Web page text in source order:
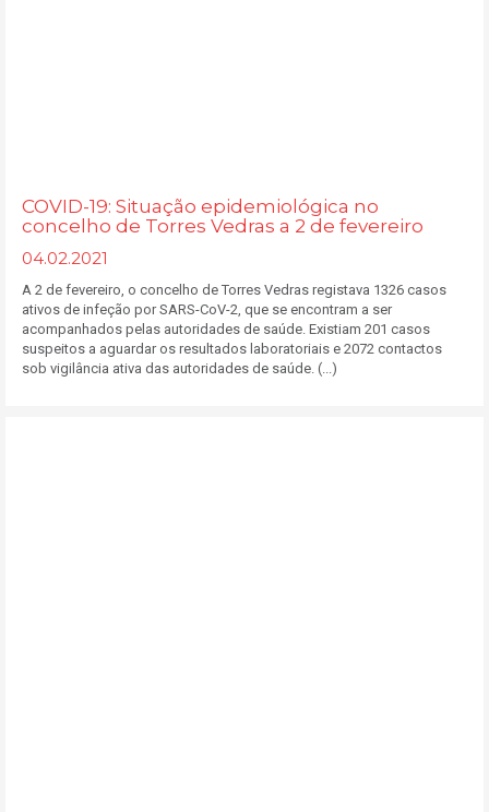
COVID-19: Situação epidemiológica no
concelho de Torres Vedras a 2 de fevereiro
04.02.2021
A 2 de fevereiro, o concelho de Torres Vedras registava 1326 casos
ativos de infeção por SARS-CoV-2, que se encontram a ser
acompanhados pelas autoridades de saúde. Existiam 201 casos
suspeitos a aguardar os resultados laboratoriais e 2072 contactos
sob vigilância ativa das autoridades de saúde. (...)